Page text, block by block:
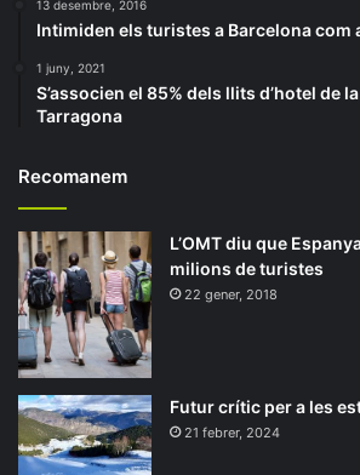
13 desembre, 2016
Intimiden els turistes a Barcelona com
1 juny, 2021
S’associen el 85% dels llits d’hotel de
Tarragona
Recomanem
L’OMT diu que
milions de turistes
22 gener, 2018
Futur crític per a les
21 febrer, 2024